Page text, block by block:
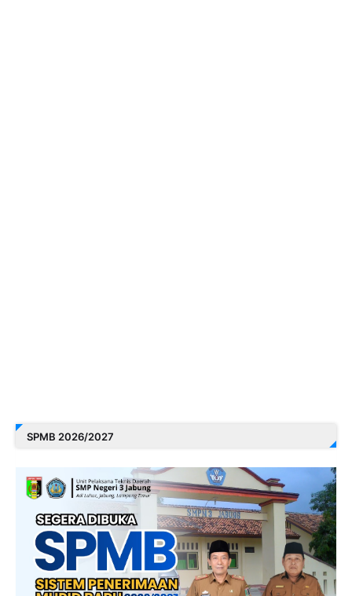
SPMB 2026/2027